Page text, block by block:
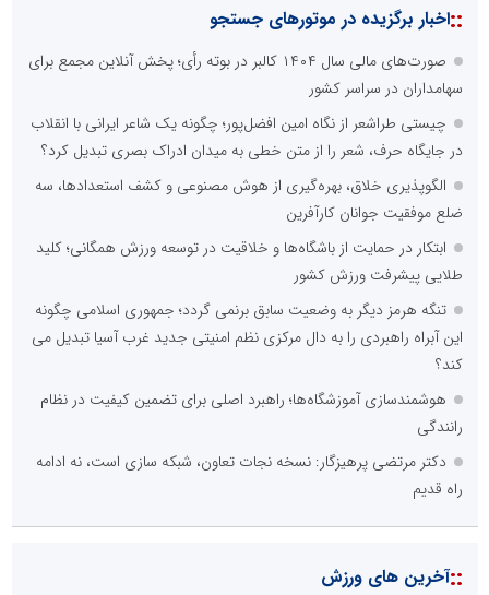
::اخبار برگزیده در موتورهای جستجو
صورت‌های مالی سال ۱۴۰۴ کالبر در بوته رأی؛ پخش آنلاین مجمع برای
سهامداران در سراسر کشور
چیستی طراشعر از نگاه امین افضل‌پور؛ چگونه یک شاعر ایرانی با انقلاب
در جایگاه حرف، شعر را از متن خطی به میدان ادراک بصری تبدیل کرد؟
الگوپذیری خلاق، بهره‌گیری از هوش مصنوعی و کشف استعدادها، سه
ضلع موفقیت جوانان کارآفرین
ابتکار در حمایت از باشگاه‌ها و خلاقیت در توسعه ورزش همگانی؛ کلید
طلایی پیشرفت ورزش کشور
تنگه هرمز دیگر به وضعیت سابق برنمی گردد؛ جمهوری اسلامی چگونه
این آبراه راهبردی را به دال مرکزی نظم امنیتی جدید غرب آسیا تبدیل می
کند؟
هوشمندسازی آموزشگاه‌ها؛ راهبرد اصلی برای تضمین کیفیت در نظام
رانندگی
دکتر مرتضی پرهیزگار: نسخه نجات تعاون، شبکه سازی است، نه ادامه
راه قدیم
::آخرین های ورزش